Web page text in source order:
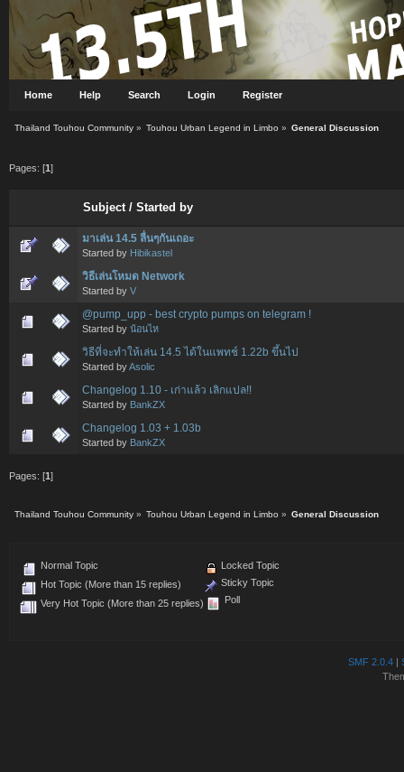
Home Help Search Login Register
Thailand Touhou Community» Touhou Urban Legend in Limbo » General Discussion
Pages: [1 ]
Subject/ Started by
มาเล่น 14.5 ลื่นๆกันเถอะ
Started by Hibikastel
วิธีเล่นโหมด Network
Started by V
@pump_upp - best crypto pumps on telegram !
Started by น้อนไห
วิธีที่จะทำให้เล่น 14.5 ได้ในแพทช์ 1.22b ขึ้นไป
Started byAsolic
Changelog 1.10 - เก่าแล้ว เลิกแปล!!
Started by BankZX
Changelog 1.03 + 1.03b
Started by BankZX
Pages: [1]
Thailand Touhou Community» Touhou Urban Legend in Limbo » General Discussion
Normal Topic
Hot Topic (More than 15 replies)
Very Hot Topic (More than 25 replies)
Locked Topic
Sticky Topic
Poll
SMF 2.0.4|